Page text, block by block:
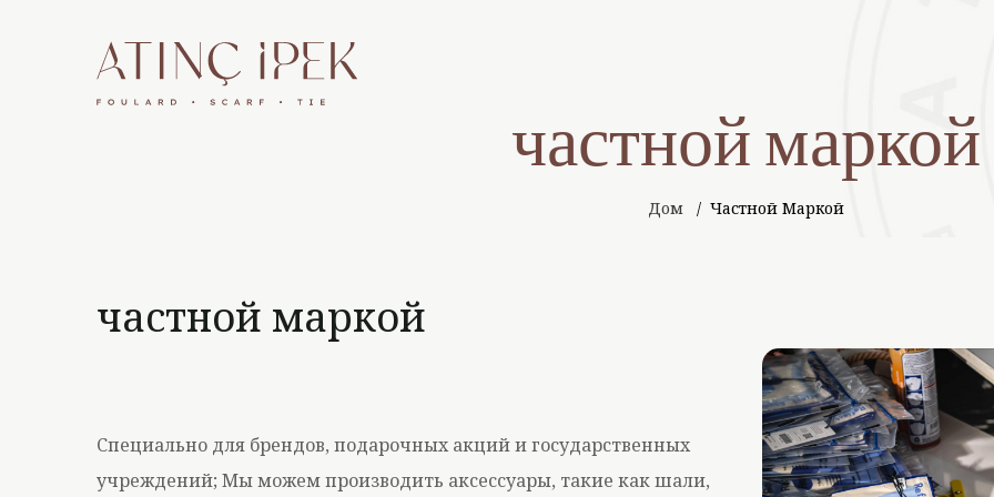
частной маркой
Дом Частной Маркой
частной маркой
Специально для брендов, подарочных акций и государственных
учреждений; Мы можем производить аксессуары, такие как шали,